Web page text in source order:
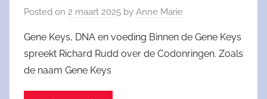
Posted on 2 maart 2025 by Anne Marie
Gene Keys, DNA en voeding Binnen de Gene Keys
spreekt Richard Rudd over de Codonringen. Zoals
de naam Gene Keys